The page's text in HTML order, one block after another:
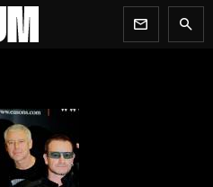
newsletter search